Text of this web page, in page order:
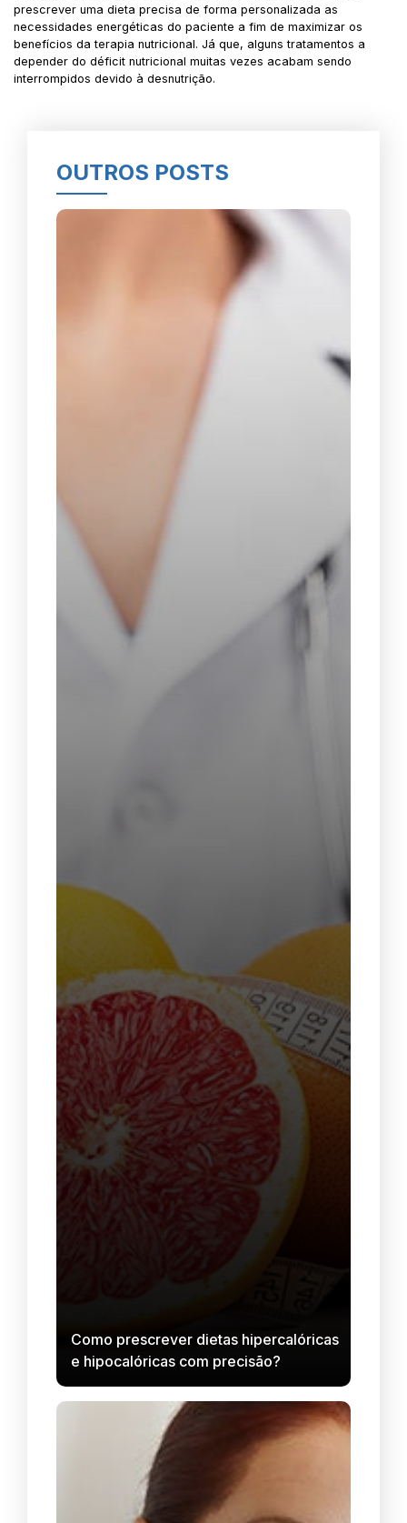
prescrever uma dieta precisa de forma personalizada as
necessidades energéticas do paciente a fim de maximizar os
benefícios da terapia nutricional. Já que, alguns tratamentos a
depender do déficit nutricional muitas vezes acabam sendo
interrompidos devido à desnutrição.
OUTROS POSTS
Como prescrever dietas hipercalóricas
e hipocalóricas com precisão?